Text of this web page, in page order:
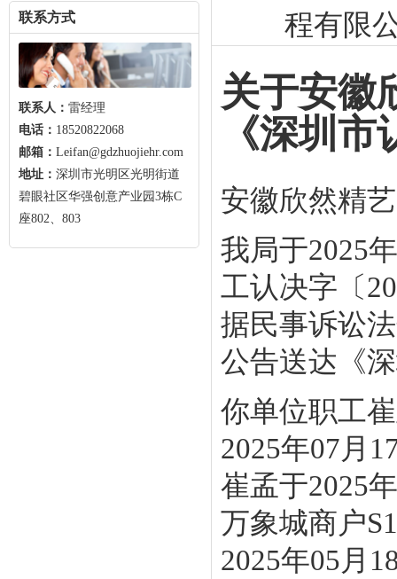
联系方式
联系人： 雷经理
电话： 18520822068
邮箱： Leifan@gdzhuojiehr.com
地址： 深圳市光明区光明街道
碧眼社区华强创意产业园3栋C
座802、803
程有限
关于安徽
《深圳
安徽欣然精
我局于2025
工认决字〔
据民事诉讼
公告送达《
你单位职工
2025年07月
崔孟于2025
万象城商户
2025年05月